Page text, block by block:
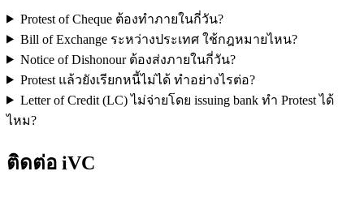
Protest of Cheque ต้องทำภายในกี่วัน?
Bill of Exchange ระหว่างประเทศ ใช้กฎหมายไหน?
Notice of Dishonour ต้องส่งภายในกี่วัน?
Protest แล้วยังเรียกหนี้ไม่ได้ ทำอย่างไรต่อ?
Letter of Credit (LC) ไม่จ่ายโดย issuing bank ทำ Protest ได้
ไหม?
ติดต่อ iVC